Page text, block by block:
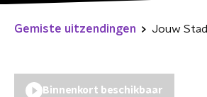
Gemiste uitzendingen Jouw Stad
Binnenkort beschikbaar